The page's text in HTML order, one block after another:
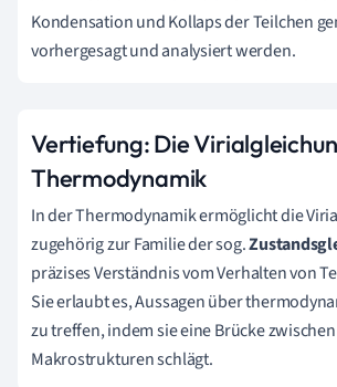
Kondensation und Kollaps der Teilchen
vorhergesagt und analysiert werden.
Vertiefung: Die
Thermodynamik
In der Thermodynamik ermöglicht die
zugehörig zur Familie der sog.
präzises Verständnis vom Verhalten von
Sie erlaubt es, Aussagen über
zu treffen, indem sie eine Brücke
Makrostrukturen schlägt.